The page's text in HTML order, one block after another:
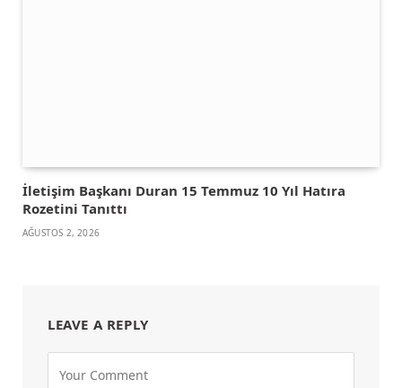
İletişim Başkanı Duran 15 Temmuz 10 Yıl Hatıra
Rozetini Tanıttı
AĞUSTOS 2, 2026
LEAVE A REPLY